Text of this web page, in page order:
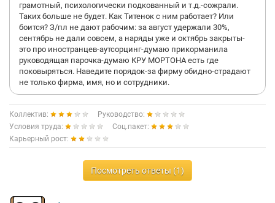
грамотный, психологически подкованный и т.д.-сожрали.
Таких больше не будет. Как Титенок с ним работает? Или
боится? З/пл не дают рабочим: за август удержали 30%,
сентябрь не дали совсем, а наряды уже и октябрь закрыты-
это про иностранцев-аутсорцинг-думаю прикорманила
руководящая парочка-думаю КРУ МОРТОНА есть где
поковыряться. Наведите порядок-за фирму обидно-страдают
не только фирма, имя, но и сотрудники.
Коллектив:
Руководство:
Условия труда:
Соц.пакет:
Карьерный рост:
Посмотреть ответы (1)